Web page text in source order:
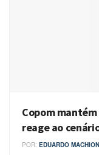
Copom
reage ao
POR: EDUARDO MACHION